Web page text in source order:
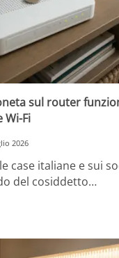
sul router
Wi-Fi
2026
case italiane e sui
del cosiddetto…